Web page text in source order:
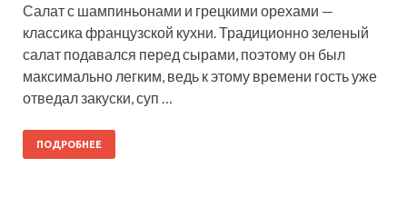
Салат с шампиньонами и грецкими орехами —
классика французской кухни. Традиционно зеленый
салат подавался перед сырами, поэтому он был
максимально легким, ведь к этому времени гость уже
отведал закуски, суп …
ПОДРОБНЕЕ